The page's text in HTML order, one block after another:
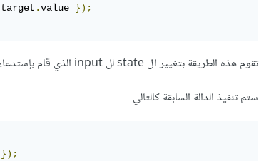
target .value });
تقوم هذه الطريقة بتغيير ال state لل input الذي قام بإستدعاء الدالة لذلك إذا تم تغيير قيمة ال password مثلاً
ستم تنفيذ الدالة السابقة كالتالي
});